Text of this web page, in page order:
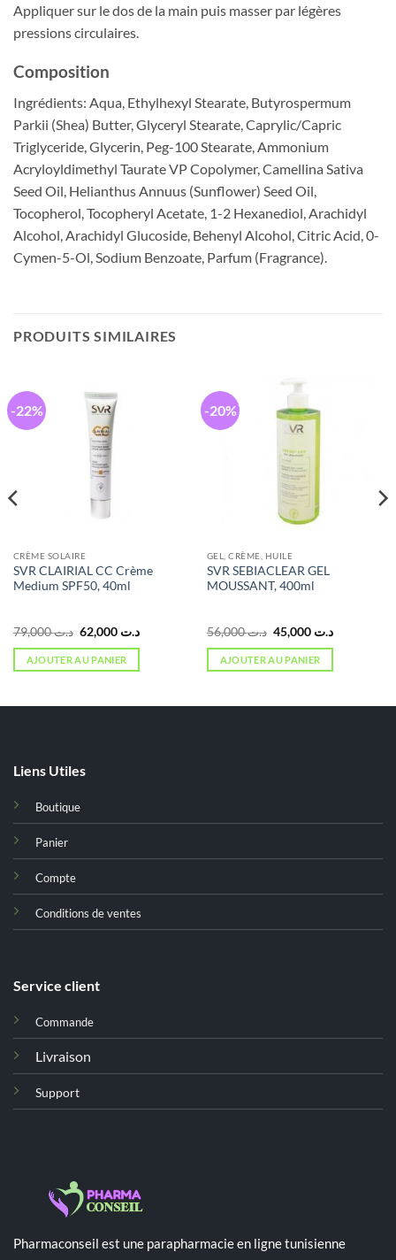
Appliquer sur le dos de la main puis masser par légères
pressions circulaires.
Composition
Ingrédients: Aqua, Ethylhexyl Stearate, Butyrospermum
Parkii (Shea) Butter, Glyceryl Stearate, Caprylic/Capric
Triglyceride, Glycerin, Peg-100 Stearate, Ammonium
Acryloyldimethyl Taurate VP Copolymer, Camellina Sativa
Seed Oil, Helianthus Annuus (Sunflower) Seed Oil,
Tocopherol, Tocopheryl Acetate, 1-2 Hexanediol, Arachidyl
Alcohol, Arachidyl Glucoside, Behenyl Alcohol, Citric Acid, 0-
Cymen-5-Ol, Sodium Benzoate, Parfum (Fragrance).
PRODUITS SIMILAIRES
-22%
CRÈME SOLAIRE
SVR CLAIRIAL CC Crème
Medium SPF50, 40ml
د.ت79,000
Le
prix
initial
était :
د.ت 62,000
Le
AJOUTER AU PANIER
-20%
GEL, CRÈME, HUILE
SVR SEBIACLEAR GEL
MOUSSANT, 400ml
د.ت56,000
Le
prix
initial
était :
د.ت 45,000
Le
AJOUTER AU PANIER
Liens Utiles
Boutique
Panier
Compte
Conditions de ventes
Service client
Commande
Livraison
Support
Pharmaconseil est une parapharmacie en ligne tunisienne